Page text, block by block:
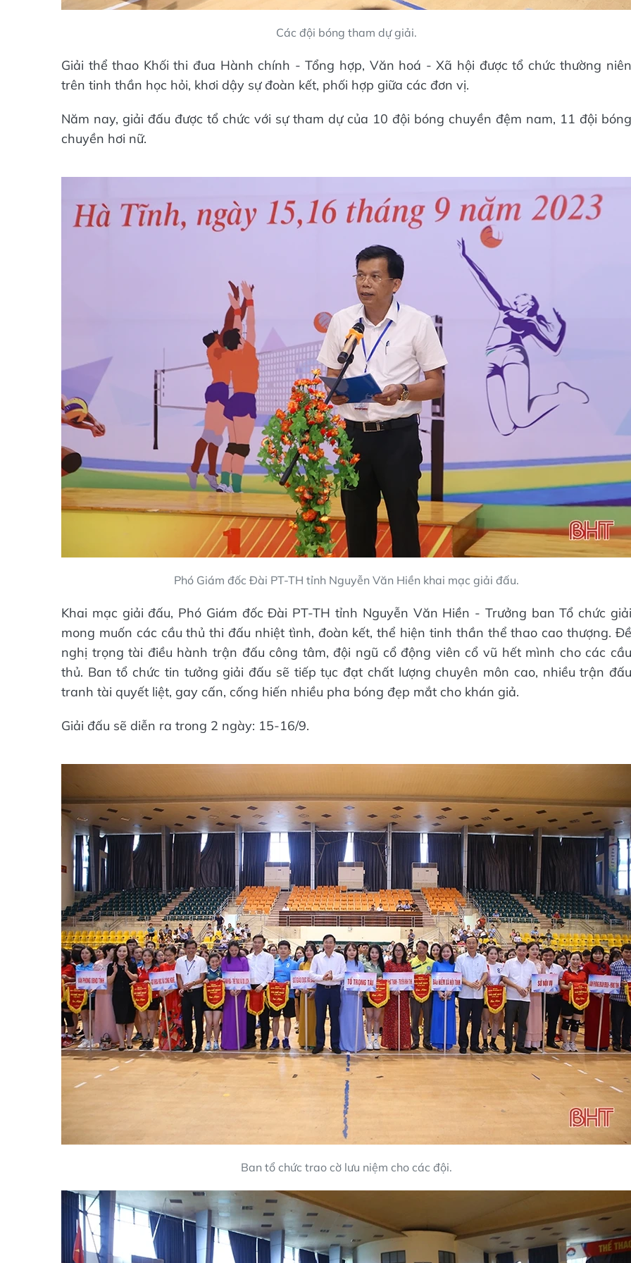
Các đội bóng tham dự giải.
Giải thể thao Khối thi đua Hành chính - Tổng hợp, Văn hoá - Xã hội được tổ chức thường niên
trên tinh thần học hỏi, khơi dậy sự đoàn kết, phối hợp giữa các đơn vị.
Năm nay, giải đấu được tổ chức với sự tham dự của 10 đội bóng chuyền đệm nam, 11 đội bóng
chuyền hơi nữ.
Phó Giám đốc Đài PT-TH tỉnh Nguyễn Văn Hiền khai mạc giải đấu.
Khai mạc giải đấu, Phó Giám đốc Đài PT-TH tỉnh Nguyễn Văn Hiền - Trưởng ban Tổ chức giải
mong muốn các cầu thủ thi đấu nhiệt tình, đoàn kết, thể hiện tinh thần thể thao cao thượng. Đề
nghị trọng tài điều hành trận đấu công tâm, đội ngũ cổ động viên cổ vũ hết mình cho các cầu
thủ. Ban tổ chức tin tưởng giải đấu sẽ tiếp tục đạt chất lượng chuyên môn cao, nhiều trận đấu
tranh tài quyết liệt, gay cấn, cống hiến nhiều pha bóng đẹp mắt cho khán giả.
Giải đấu sẽ diễn ra trong 2 ngày: 15-16/9.
Ban tổ chức trao cờ lưu niệm cho các đội.